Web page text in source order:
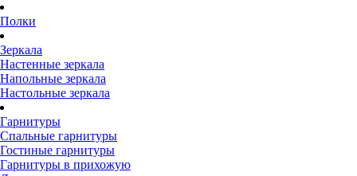
Полки
Зеркала
Настенные зеркала
Напольные зеркала
Настольные зеркала
Гарнитуры
Спальные гарнитуры
Гостиные гарнитуры
Гарнитуры в прихожую